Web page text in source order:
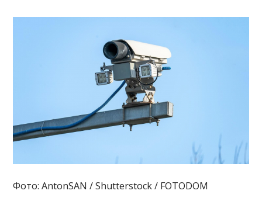
Фото: AntonSAN / Shutterstock / FOTODOM